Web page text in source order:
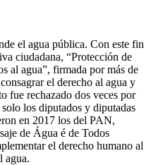
el agua pública. Con este fin
ciudadana, “Protección de
al agua”, firmada por más de
el derecho al agua y
fue rechazado dos veces por
los diputados y diputadas
en 2017 los del PAN,
de Água é de Todos
el derecho humano al
agua.